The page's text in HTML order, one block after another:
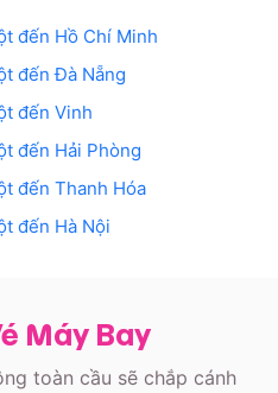
đến Hồ Chí Minh
đếnĐà Nẵng
đến Vinh
đến Hải Phòng
đến Thanh Hóa
đến Hà Nội
Máy Bay
toàn cầu sẽ chắp cánh